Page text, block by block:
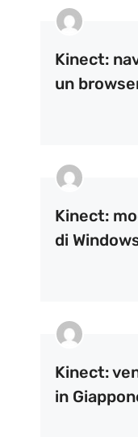
Kinect:
un
Kinect:
di
Kinect:
in